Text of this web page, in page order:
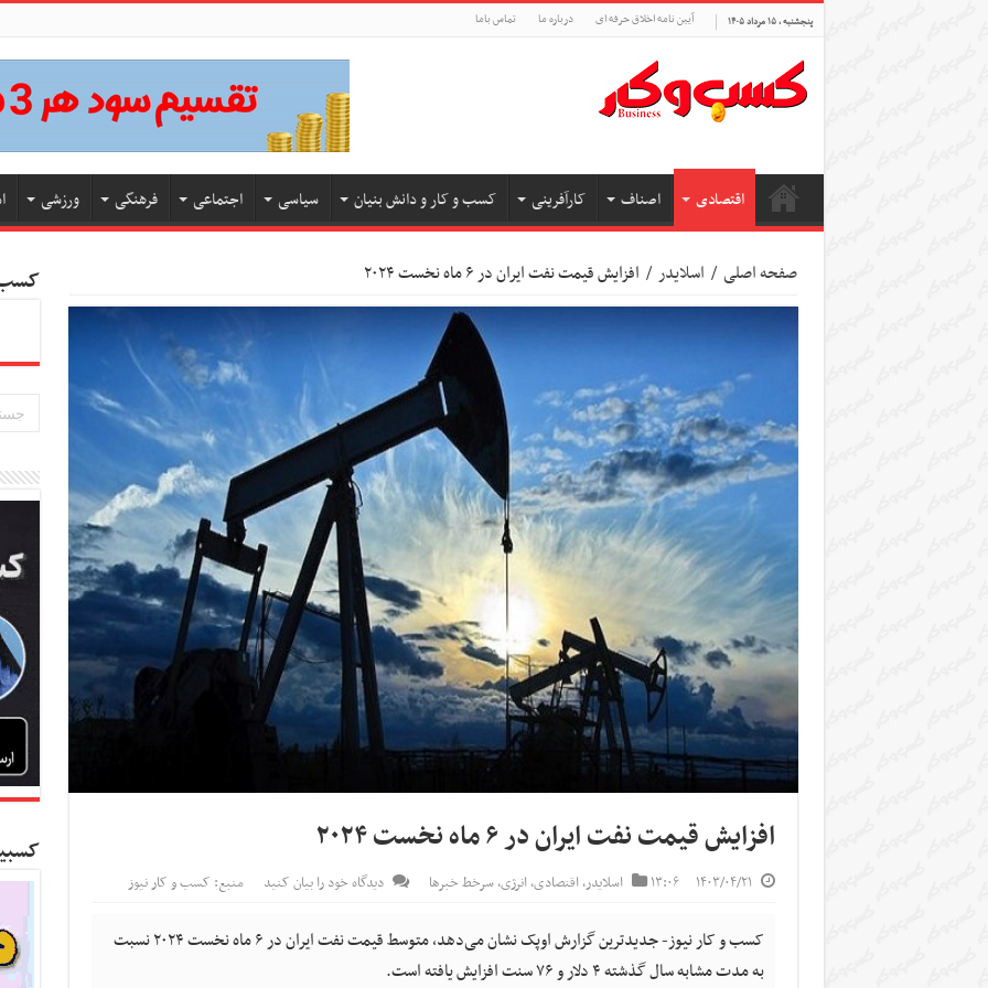
پنجشنبه , ۱۵ مرداد ۱۴۰۵ آیین نامه اخلاق حرفه ای درباره ما تماس باما
اقتصادی اصناف کارآفرینی کسب و کار و دانش بنیان سیاسی اجتماعی فرهنگی ورزشی
صفحه اصلی / اسلایدر / افزایش قیمت نفت ایران در ۶ ماه نخست ۲۰۲۴
افزایش قیمت نفت ایران در ۶ ماه نخست ۲۰۲۴
۱۴۰۳/۰۴/۲۱ ۱۳:۰۶ اسلایدر,اقتصادی,انرژی,سرخط خبرها دیدگاه خود را بیان کنید منبع: کسب و کار نیوز
کسب و کار نیوز- جدیدترین گزارش اوپک نشان می‌دهد، متوسط قیمت نفت ایران در ۶ ماه نخست ۲۰۲۴ نسبت
به مدت مشابه سال گذشته ۴ دلار و ۷۶ سنت افزایش یافته است.
کسب